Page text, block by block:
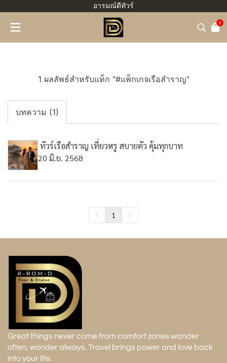
อารมณ์ดีทัวร์
0
1 ผลลัพธ์สำหรับแท็ก "#แพ็กเกจเรือสำราญ"
บทความ (1)
️ ทัวร์เรือสำราญ เที่ยวหรู สบายตัว คุ้มทุกบาท
20 มิ.ย. 2568
1
Great things never come from comfort zones wander
often, wonder always. Travel brings power and love back
into your life.